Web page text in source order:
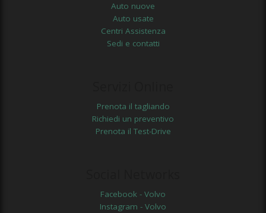
Auto nuove
Auto usate
Centri Assistenza
Sedi e contatti
Prenota il tagliando
Richiedi un preventivo
Prenota il Test-Drive
Facebook - Volvo
Instagram - Volvo